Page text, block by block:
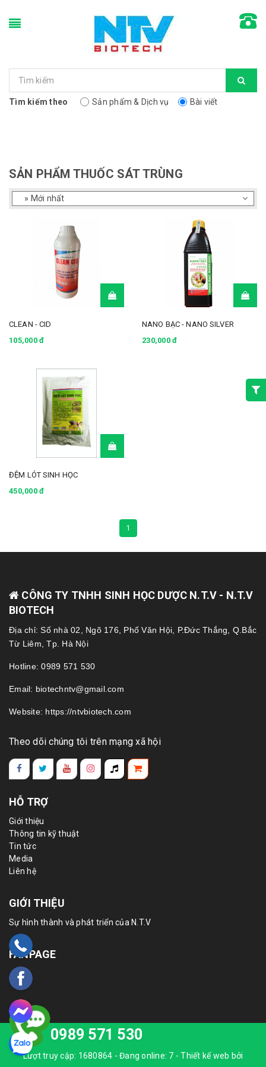
Tìm kiếm theo Sản phẩm & Dịch vụ Bài viết
SẢN PHẨM THUỐC SÁT TRÙNG
CLEAN - CID
105,000 đ
NANO BẠC - NANO SILVER
230,000 đ
ĐỆM LÓT SINH HỌC
450,000 đ
1
CÔNG TY TNHH SINH HỌC DƯỢC N.T.V - N.T.V
BIOTECH
Địa chỉ: Số nhà 02, Ngõ 176, Phố Văn Hội, P.Đức Thắng, Q.Bắc
Từ Liêm, Tp. Hà Nội
Hotline: 0989 571 530
Email: biotechntv@gmail.com
Website: https://ntvbiotech.com
Theo dõi chúng tôi trên mạng xã hội
HỖ TRỢ
Giới thiệu
Thông tin kỹ thuật
Tin tức
Media
Liên hệ
GIỚI THIỆU
Sự hình thành và phát triển của N.T.V
FANPAGE
0989 571 530
Lượt truy cập: 1680864 - Đang online: 7 -Thiết kế web bởi